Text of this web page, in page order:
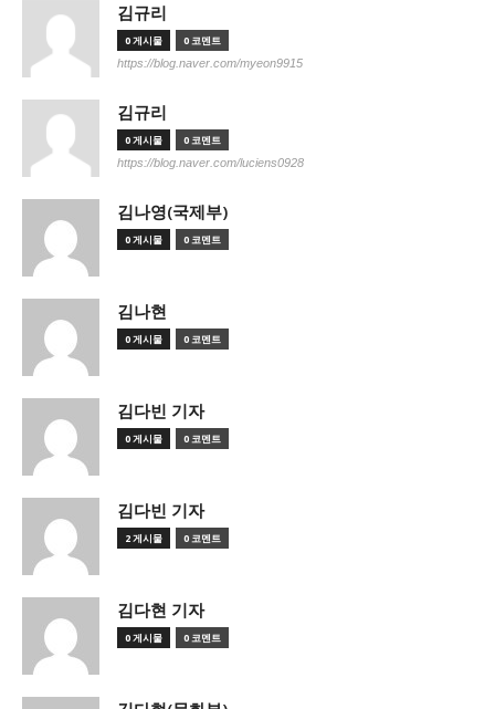
김규리
0 게시물 0 코멘트
https://blog.naver.com/myeon9915
김규리
0 게시물 0 코멘트
https://blog.naver.com/luciens0928
김나영(국제부)
0 게시물 0 코멘트
김나현
0 게시물 0 코멘트
김다빈 기자
0 게시물 0 코멘트
김다빈 기자
2 게시물 0 코멘트
김다현 기자
0 게시물 0 코멘트